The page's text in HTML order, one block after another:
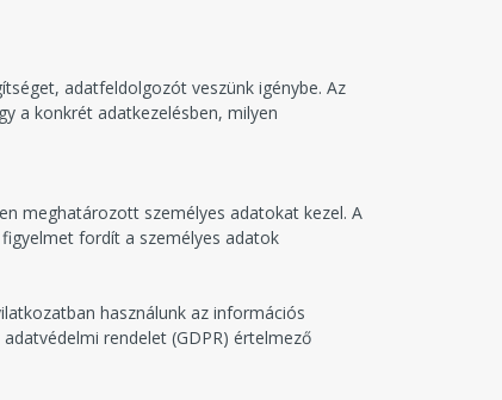
adatfeldolgozót veszünk igénybe. Az
a konkrét adatkezelésben, milyen
meghatározott személyes adatokat kezel. A
fordít a személyes adatok
használunk az információs
rendelet (GDPR) értelmező